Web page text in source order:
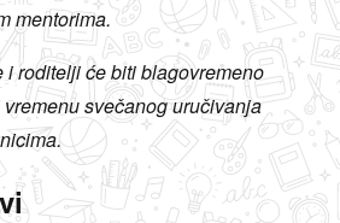
mentorima.
i roditelji će biti blagovremeno
svečanog uručivanja